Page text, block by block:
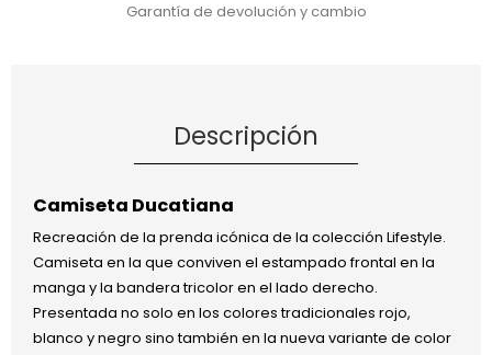
Garantía de devolución y cambio
Descripción
Camiseta Ducatiana
Recreación de la prenda icónica de la colección Lifestyle.
Camiseta en la que conviven el estampado frontal en la
manga y la bandera tricolor en el lado derecho.
Presentada no solo en los colores tradicionales rojo,
blanco y negro sino también en la nueva variante de color